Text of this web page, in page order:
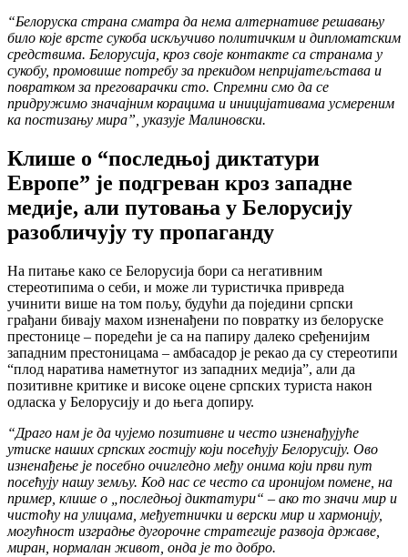
“Белоруска страна сматра да нема алтернативе решавању
било које врсте сукоба искључиво политичким и дипломатским
средствима. Белорусија, кроз своје контакте са странама у
сукобу, промовише потребу за прекидом непријатељстава и
повратком за преговарачки сто. Спремни смо да се
придружимо значајним корацима и иницијативама усмереним
ка постизању мира”, указује Малиновски.
Клише о “последњој диктатури
Европе” је подгреван кроз западне
медије, али путовања у Белорусију
разобличују ту пропаганду
На питање како се Белорусија бори са негативним
стереотипима о себи, и може ли туристичка привреда
учинити више на том пољу, будући да поједини српски
грађани бивају махом изненађени по повратку из белоруске
престонице – поредећи је са на папиру далеко сређенијим
западним престоницама – амбасадор је рекао да су стереотипи
“плод наратива наметнутог из западних медија”, али да
позитивне критике и високе оцене српских туриста након
одласка у Белорусију и до њега допиру.
“Драго нам је да чујемо позитивне и често изненађујуће
утиске наших српских гостију који посећују Белорусију. Ово
изненађење је посебно очигледно међу онима који први пут
посећују нашу земљу. Код нас се често са иронијом помене, на
пример, клише о „последњој диктатури“ – ако то значи мир и
чистоћу на улицама, међуетнички и верски мир и хармонију,
могућност изградње дугорочне стратегије развоја државе,
миран, нормалан живот, онда је то добро.